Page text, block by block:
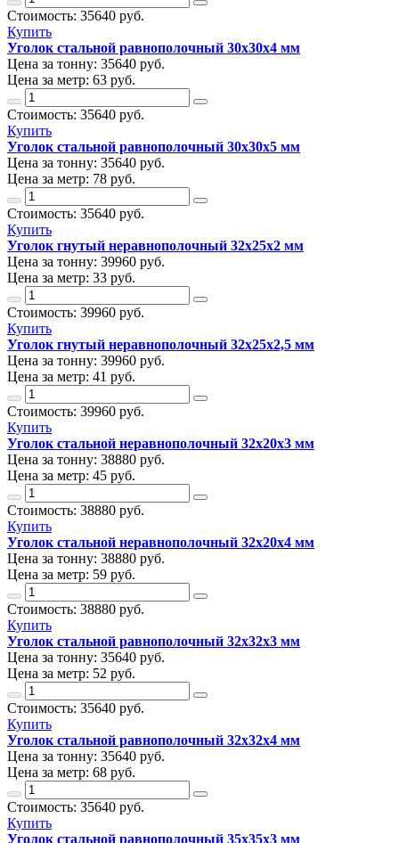
Стоимость: 35640 руб.
Купить
Уголок стальной равнополочный 30х30х4 мм
Цена за тонну: 35640 руб.
Цена за метр: 63 руб.
Стоимость: 35640 руб.
Купить
Уголок стальной равнополочный 30х30х5 мм
Цена за тонну: 35640 руб.
Цена за метр: 78 руб.
Стоимость: 35640 руб.
Купить
Уголок гнутый неравнополочный 32х25х2 мм
Цена за тонну: 39960 руб.
Цена за метр: 33 руб.
Стоимость: 39960 руб.
Купить
Уголок гнутый неравнополочный 32х25х2,5 мм
Цена за тонну: 39960 руб.
Цена за метр: 41 руб.
Стоимость: 39960 руб.
Купить
Уголок стальной неравнополочный 32х20х3 мм
Цена за тонну: 38880 руб.
Цена за метр: 45 руб.
Стоимость: 38880 руб.
Купить
Уголок стальной неравнополочный 32х20х4 мм
Цена за тонну: 38880 руб.
Цена за метр: 59 руб.
Стоимость: 38880 руб.
Купить
Уголок стальной равнополочный 32х32х3 мм
Цена за тонну: 35640 руб.
Цена за метр: 52 руб.
Стоимость: 35640 руб.
Купить
Уголок стальной равнополочный 32х32х4 мм
Цена за тонну: 35640 руб.
Цена за метр: 68 руб.
Стоимость: 35640 руб.
Купить
Уголок стальной равнополочный 35х35х3 мм